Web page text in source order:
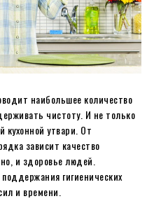
наибольшее количество
чистоту. И не только
кухонной утвари. От
зависит качество
и здоровье людей.
гигиенических
и времени.